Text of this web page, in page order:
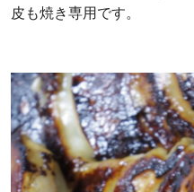
皮も焼き専用です。